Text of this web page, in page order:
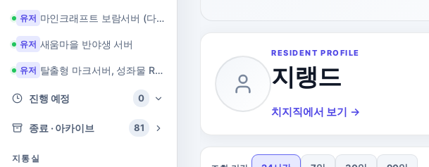
유저 마인크래프트 보람서버 (다이아 + 힐링 서버)
유저 새움마을 반야생 서버
유저 탈출형 마크서버, 성좌물 RPG 마크서버
진행 예정 0
종료 · 아카이브 81
지통실
RESIDENT PROFILE
지랭드
치지직에서 보기 →